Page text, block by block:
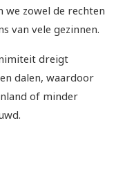
we zowel de rechten
van vele gezinnen.
dreigt
dalen, waardoor
of minder